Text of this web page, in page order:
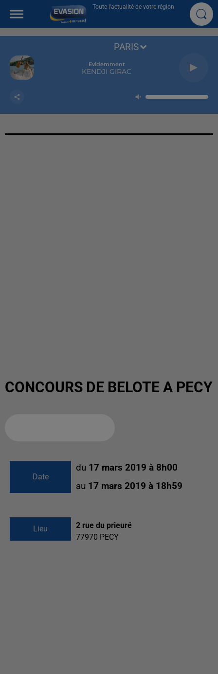
Toute l'actualité de votre région
Evidemment
KENDJI GIRAC
PARIS
CONCOURS DE BELOTE A PECY
Date
du 17 mars 2019 à 8h00
au 17 mars 2019 à 18h59
Lieu
2 rue du prieuré
77970 PECY